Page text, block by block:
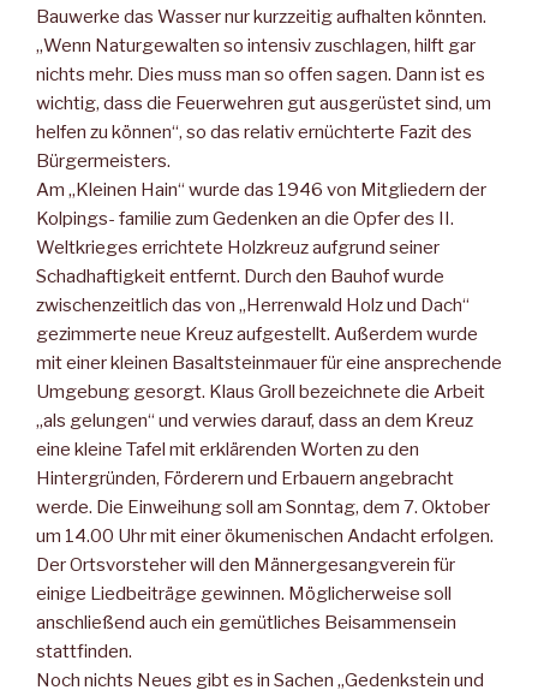
Bauwerke das Wasser nur kurzzeitig aufhalten könnten.
„Wenn Naturgewalten so intensiv zuschlagen, hilft gar
nichts mehr. Dies muss man so offen sagen. Dann ist es
wichtig, dass die Feuerwehren gut ausgerüstet sind, um
helfen zu können“, so das relativ ernüchterte Fazit des
Bürgermeisters.
Am „Kleinen Hain“ wurde das 1946 von Mitgliedern der
Kolpings- familie zum Gedenken an die Opfer des II.
Weltkrieges errichtete Holzkreuz aufgrund seiner
Schadhaftigkeit entfernt. Durch den Bauhof wurde
zwischenzeitlich das von „Herrenwald Holz und Dach“
gezimmerte neue Kreuz aufgestellt. Außerdem wurde
mit einer kleinen Basaltsteinmauer für eine ansprechende
Umgebung gesorgt. Klaus Groll bezeichnete die Arbeit
„als gelungen“ und verwies darauf, dass an dem Kreuz
eine kleine Tafel mit erklärenden Worten zu den
Hintergründen, Förderern und Erbauern angebracht
werde. Die Einweihung soll am Sonntag, dem 7. Oktober
um 14.00 Uhr mit einer ökumenischen Andacht erfolgen.
Der Ortsvorsteher will den Männergesangverein für
einige Liedbeiträge gewinnen. Möglicherweise soll
anschließend auch ein gemütliches Beisammensein
stattfinden.
Noch nichts Neues gibt es in Sachen „Gedenkstein und